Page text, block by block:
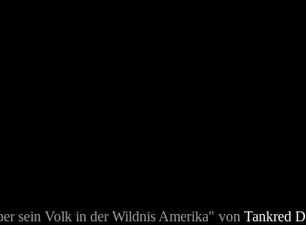
sein Volk in der Wildnis Amerika" von Tankred